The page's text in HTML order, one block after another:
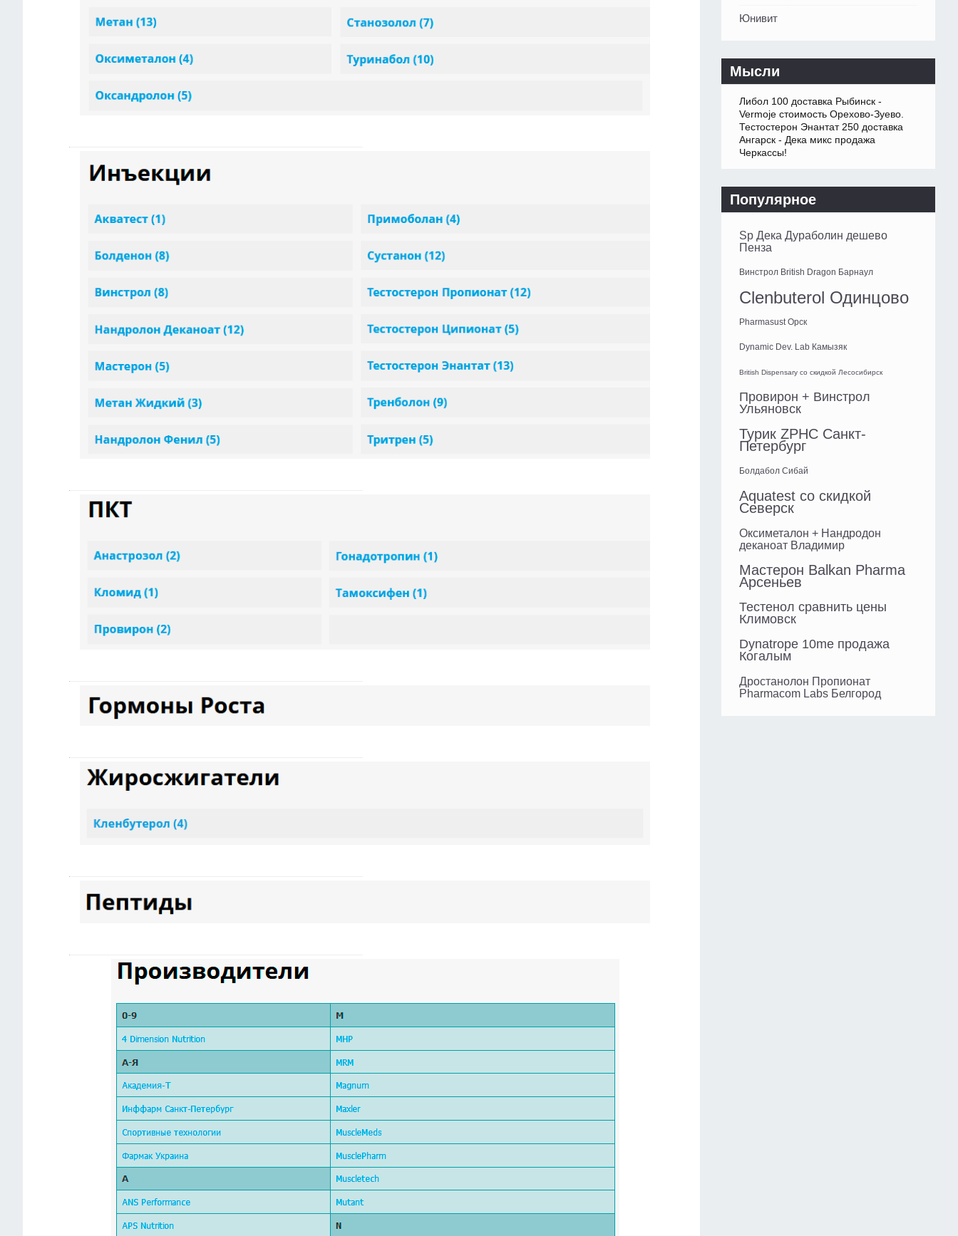
Юнивит
Мысли
Либол 100 доставка Рыбинск -
Vermoje стоимость Орехово-Зуево.
Тестостерон Энантат 250 доставка
Ангарск - Дека микс продажа
Черкассы!
Популярное
Sp Дека Дураболин дешево
Пенза
Винстрол British Dragon Барнаул
Clenbuterol Одинцово
Pharmasust Орск
Dynamic Dev. Lab Камызяк
British Dispensary со скидкой Лесосибирск
Провирон + Винстрол
Ульяновск
Турик ZPHC Санкт-
Петербург
Болдабол Сибай
Aquatest со скидкой
Северск
Оксиметалон + Нандродон
деканоат Владимир
Мастерон Balkan Pharma
Арсеньев
Тестенол сравнить цены
Климовск
Dynatrope 10me продажа
Когалым
Дростанолон Пропионат
Pharmacom Labs Белгород